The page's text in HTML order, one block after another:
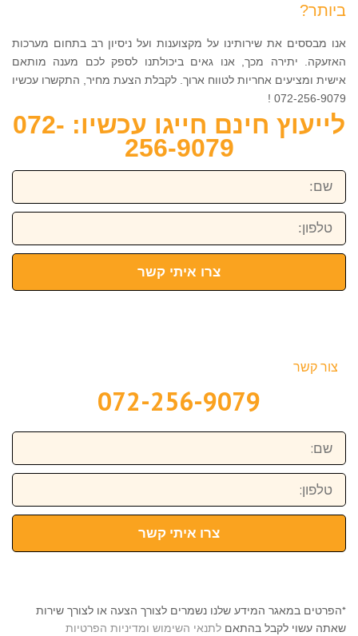
ביותר?
אנו מבססים את שירותינו על מקצוענות ועל ניסיון רב בתחום מערכות
האזעקה. יתירה מכך, אנו גאים ביכולתנו לספק לכם מענה מותאם
אישית ומציעים אחריות לטווח ארוך. לקבלת הצעת מחיר, התקשרו עכשיו
072-256-9079 !
לייעוץ חינם חייגו עכשיו: 072-
256-9079
שם:
טלפון:
צרו איתי קשר
צור קשר
072-256-9079
שם:
טלפון:
צרו איתי קשר
*הפרטים במאגר המידע שלנו נשמרים לצורך הצעה או לצורך שירות
שאתה עשוי לקבל בהתאם לתנאי השימוש ומדיניות הפרטיות